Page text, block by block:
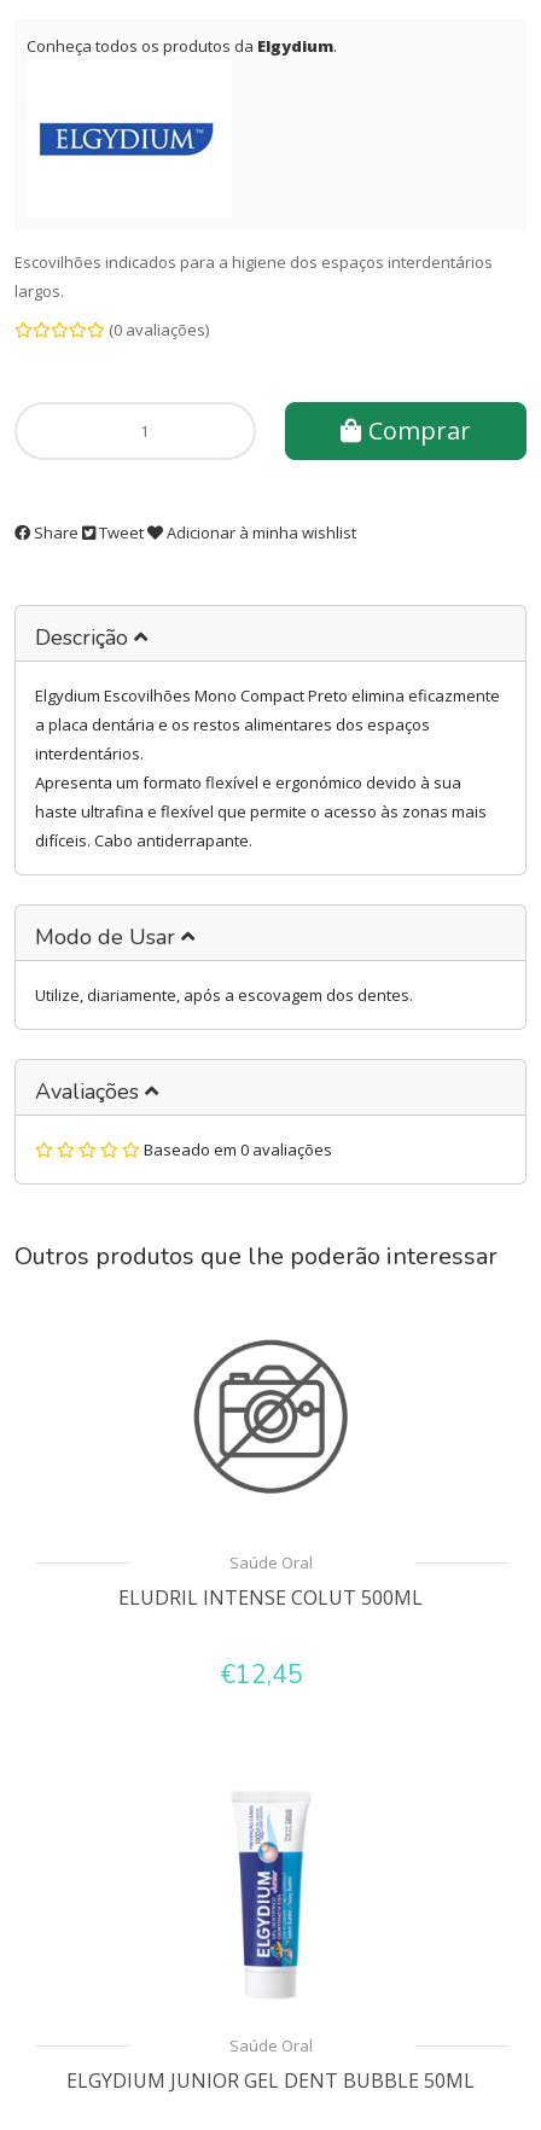
Conheça todos os produtos da Elgydium.
Escovilhões indicados para a higiene dos espaços interdentários
largos.
(0 avaliações)
Comprar
Share Tweet Adicionar à minha wishlist
Descrição
Elgydium Escovilhões Mono Compact Preto elimina eficazmente
a placa dentária e os restos alimentares dos espaços
interdentários.
Apresenta um formato flexível e ergonómico devido à sua
haste ultrafina e flexível que permite o acesso às zonas mais
difíceis. Cabo antiderrapante.
Modo de Usar
Utilize, diariamente, após a escovagem dos dentes.
Avaliações
Baseado em 0 avaliações
Outros produtos que lhe poderão interessar
Saúde Oral
ELUDRIL INTENSE COLUT 500ML
€12,45
Saúde Oral
ELGYDIUM JUNIOR GEL DENT BUBBLE 50ML